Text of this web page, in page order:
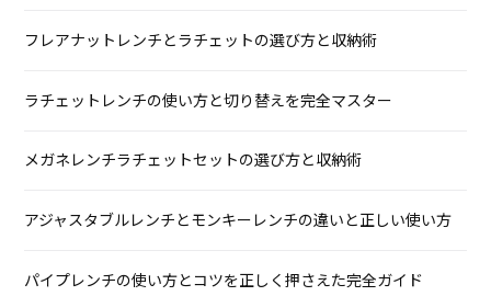
フレアナットレンチとラチェットの選び方と収納術
ラチェットレンチの使い方と切り替えを完全マスター
メガネレンチラチェットセットの選び方と収納術
アジャスタブルレンチとモンキーレンチの違いと正しい使い方
パイプレンチの使い方とコツを正しく押さえた完全ガイド